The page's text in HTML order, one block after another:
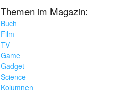
Themen im Magazin:
Buch
Film
TV
Game
Gadget
Science
Kolumnen